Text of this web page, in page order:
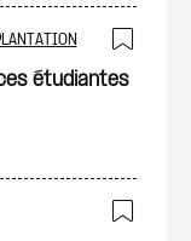
étudiantes